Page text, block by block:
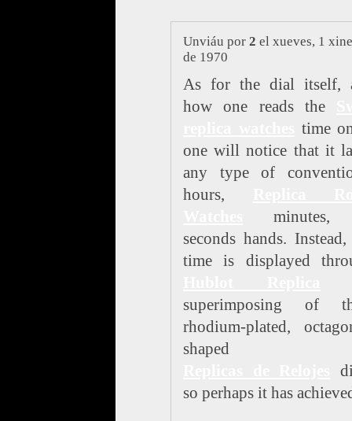
Unviáu por 2 el xueves, 1
de 1970
As for the dial itself,
how one reads the
time
one will notice that it
any type of
hours,
minutes,
seconds hands.
time is displayed
superimposing of
rhodium-plated,
shaped
so perhaps it has